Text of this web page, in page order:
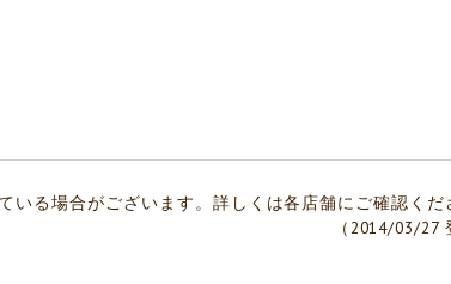
る場合がございます。詳しくは各店舗にご確認くだ
（2014/03/27